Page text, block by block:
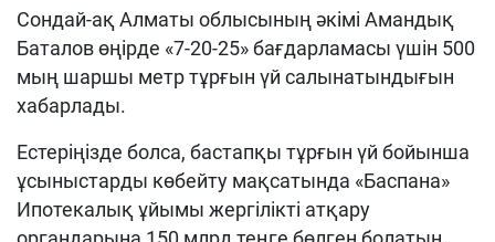
Сондай-ақ Алматы облысының әкімі Амандық
Баталов өңірде «7-20-25» бағдарламасы үшін 500
мың шаршы метр тұрғын үй салынатындығын
хабарлады.
Естеріңізде болса, бастапқы тұрғын үй бойынша
ұсыныстарды көбейту мақсатында «Баспана»
Ипотекалық ұйымы жергілікті атқару